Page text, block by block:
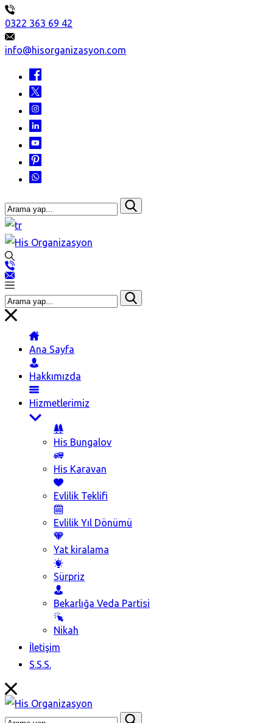
0322 363 69 42
info@hisorganizasyon.com
Ana Sayfa
Hakkımızda
Hizmetlerimiz
His Bungalov
His Karavan
Evlilik Teklifi
Evlilik Yıl Dönümü
Yat kiralama
Sürpriz
Bekarlığa Veda Partisi
Nikah
İletişim
S.S.S.